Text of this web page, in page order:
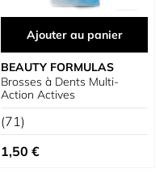
Ajouter au panier
BEAUTY FORMULAS
Brosses à Dents Multi-
Action Actives
(71)
1,50 €